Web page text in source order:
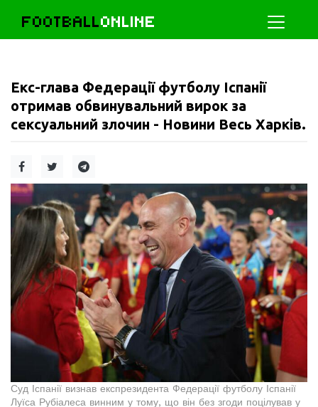
FOOTBALLONLINE
Екс-глава Федерації футболу Іспанії
отримав обвинувальний вирок за
сексуальний злочин - Новини Весь Харків.
Суд Іспанії визнав експрезидента Федерації футболу Іспанії
Луїса Рубіалеса винним у тому, що він без згоди поцілував у